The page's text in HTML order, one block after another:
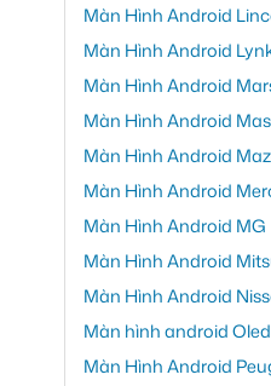
Màn Hình Android
Màn Hình Android
Màn Hình Android
Màn Hình Android
Màn Hình Android
Màn Hình Android
Màn Hình Android MG
Màn Hình Android
Màn Hình Android
Màn hình android Oled
Màn Hình Android